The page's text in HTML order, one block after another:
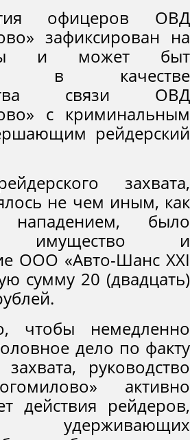
офицеров ОВД
зафиксирован на
и может быт
в качестве
связи ОВД
с криминальным
рейдерский
захвата,
не чем иным, как
нападением, было
имущество и
ООО «Авто-Шанс XXI
сумму 20 (двадцать)
чтобы немедленно
дело по факту
захвата, руководство
активно
действия рейдеров,
удерживающих